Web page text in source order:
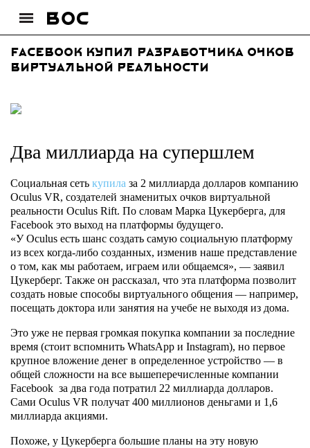
Facebook купил разработчика очков
виртуальной реальности
Два миллиарда на супершлем
Социальная сеть купила за 2 миллиарда долларов компанию
Oculus VR, создателей знаменитых очков виртуальной
реальности Oculus Rift. По словам Марка Цукерберга, для
Facebook это выход на платформы будущего.
«У Oculus есть шанс создать самую социальную платформу
из всех когда-либо созданных, изменив наше представление
о том, как мы работаем, играем или общаемся», — заявил
Цукерберг. Также он рассказал, что эта платформа позволит
создать новые способы виртуального общения — например,
посещать доктора или занятия на учебе не выходя из дома.
Это уже не первая громкая покупка компании за последние
время (стоит вспомнить WhatsApp и Instagram), но первое
крупное вложение денег в определенное устройство — в
общей сложности на все вышеперечисленные компании
Facebook за два года потратил 22 миллиарда долларов.
Сами Oculus VR получат 400 миллионов деньгами и 1,6
миллиарда акциями.
Похоже, у Цукерберга большие планы на эту новую